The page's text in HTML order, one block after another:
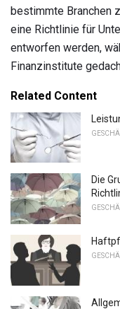
bestimmte Branchen
eine Richtlinie für
entworfen werden,
Finanzinstitute
Related Content
Die